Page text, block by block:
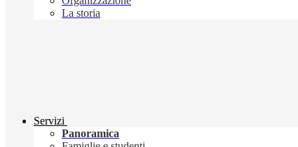
La storia
Servizi
Panoramica